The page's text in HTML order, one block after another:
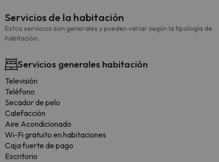
Servicios de la habitación
Estos servicios son generales y pueden variar según la tipología de
habitación.
Servicios generales habitación
Televisión
Teléfono
Secador de pelo
Calefacción
Aire Acondicionado
Wi-Fi gratuito en habitaciones
Caja fuerte de pago
Escritorio